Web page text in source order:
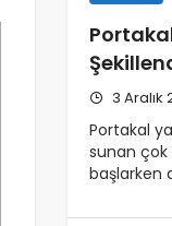
3 Aralık
Portakal
sunan çok
başlarken